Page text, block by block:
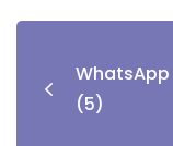
WhatsApp
(5)